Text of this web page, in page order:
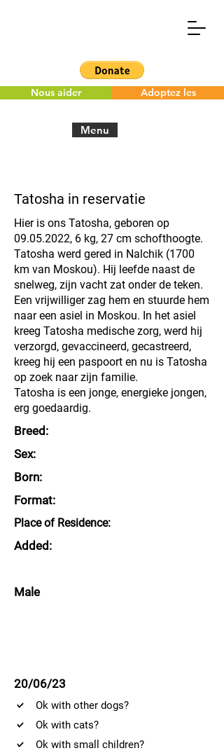
Nous aider Adoptez les
Menu
Tatosha in reservatie
Hier is ons Tatosha, geboren op
09.05.2022, 6 kg, 27 cm schofthoogte.
Tatosha werd gered in Nalchik (1700
km van Moskou). Hij leefde naast de
snelweg, zijn vacht zat onder de teken.
Een vrijwilliger zag hem en stuurde hem
naar een asiel in Moskou. In het asiel
kreeg Tatosha medische zorg, werd hij
verzorgd, gevaccineerd, gecastreerd,
kreeg hij een paspoort en nu is Tatosha
op zoek naar zijn familie.
Tatosha is een jonge, energieke jongen,
erg goedaardig.
Breed:
Sex:
Born:
Format:
Place of Residence:
Added:
Male
20/06/23
Ok with other dogs?
Ok with cats?
Ok with small children?